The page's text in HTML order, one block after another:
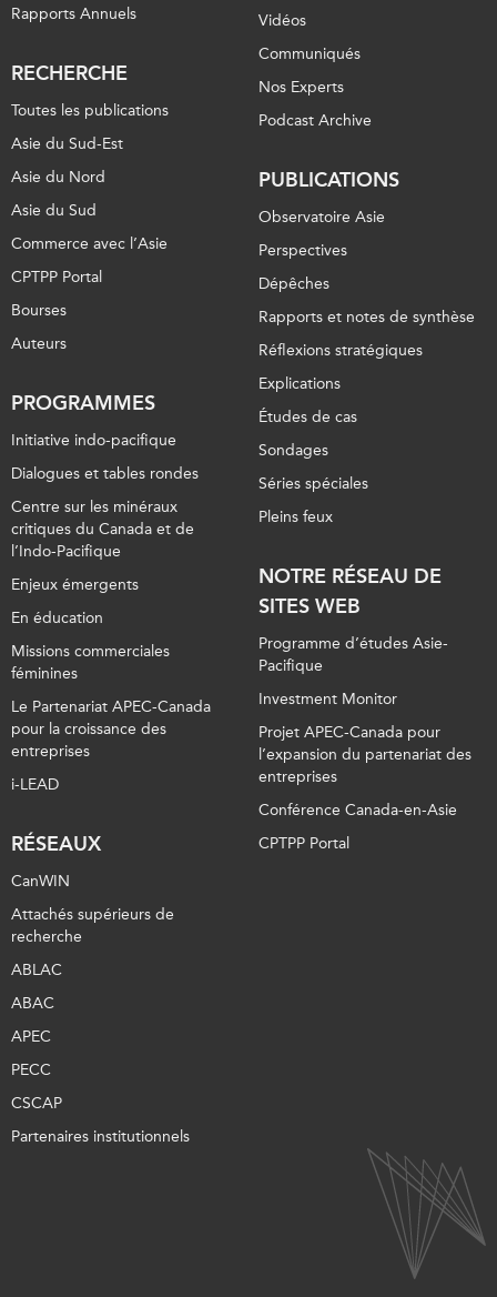
Rapports Annuels
RECHERCHE
Toutes les publications
Asie du Sud-Est
Asie du Nord
Asie du Sud
Commerce avec l’Asie
CPTPP Portal
Bourses
Auteurs
PROGRAMMES
Initiative indo-pacifique
Dialogues et tables rondes
Centre sur les minéraux
critiques du Canada et de
l’Indo-Pacifique
Enjeux émergents
En éducation
Missions commerciales
féminines
Le Partenariat APEC-Canada
pour la croissance des
entreprises
i-LEAD
RÉSEAUX
CanWIN
Attachés supérieurs de
recherche
ABLAC
ABAC
APEC
PECC
CSCAP
Partenaires institutionnels
Vidéos
Communiqués
Nos Experts
Podcast Archive
PUBLICATIONS
Observatoire Asie
Perspectives
Dépêches
Rapports et notes de synthèse
Réflexions stratégiques
Explications
Études de cas
Sondages
Séries spéciales
Pleins feux
NOTRE RÉSEAU DE
SITES WEB
Programme d’études Asie-
Pacifique
Investment Monitor
Projet APEC-Canada pour
l’expansion du partenariat des
entreprises
Conférence Canada-en-Asie
CPTPP Portal